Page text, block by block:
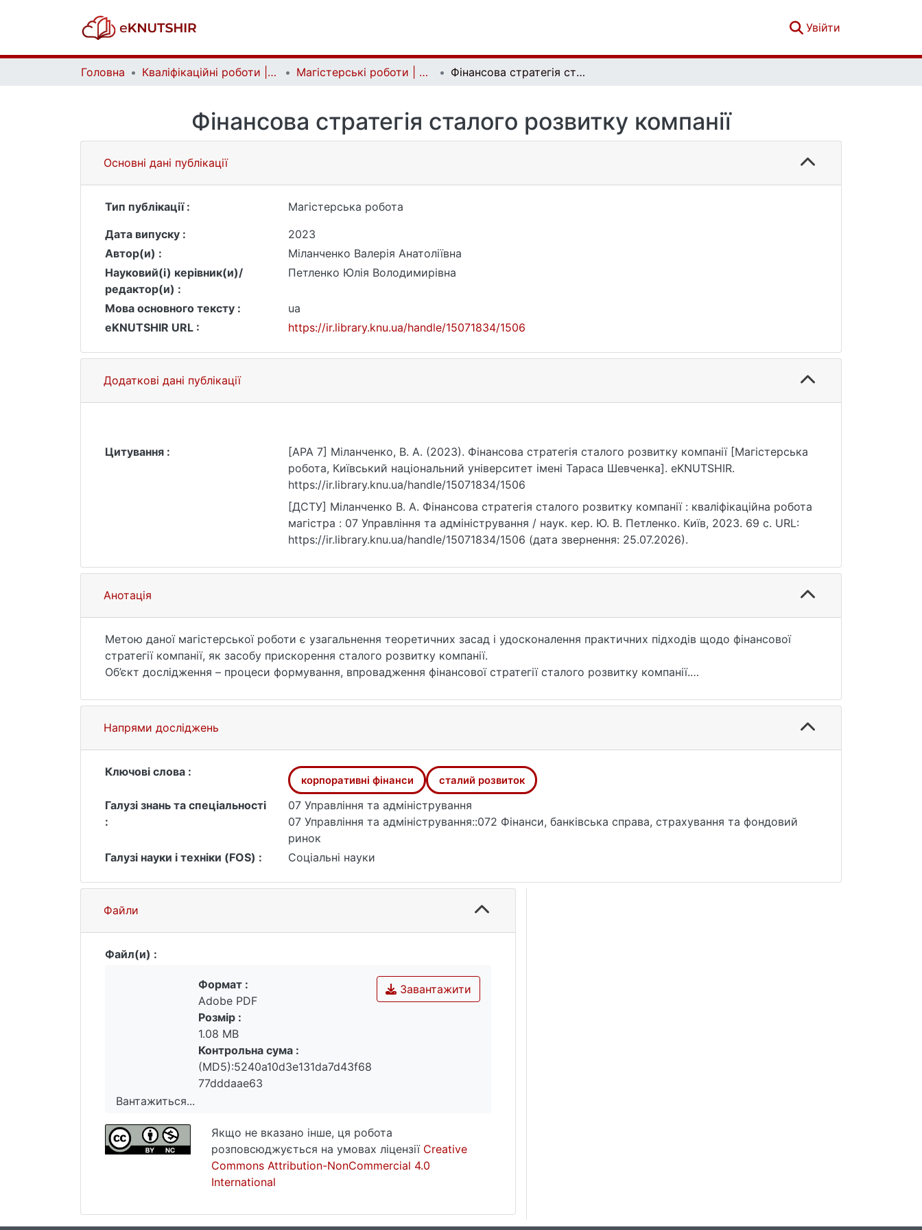
Увійти
Головна Кваліфікаційні роботи | Qualifying works Магістерські роботи | Master's theses Фінансова стратегія сталого розвитку компанії
Фінансова стратегія сталого розвитку компанії
Основні дані публікації
Тип публікації :
Магістерська робота
Дата випуску :
2023
Автор(и) :
Міланченко Валерія Анатоліївна
Науковий(і) керівник(и)/
редактор(и) :
Петленко Юлія Володимирівна
Мова основного тексту :
ua
eKNUTSHIR URL :
https://ir.library.knu.ua/handle/15071834/1506
Додаткові дані публікації
Цитування :
[APA 7] Міланченко, В. А. (2023). Фінансова стратегія сталого розвитку компанії [Магістерська
робота, Київський національний університет імені Тараса Шевченка]. eKNUTSHIR.
https://ir.library.knu.ua/handle/15071834/1506
[ДСТУ] Міланченко В. А. Фінансова стратегія сталого розвитку компанії : кваліфікаційна робота
магістра : 07 Управління та адміністрування / наук. кер. Ю. В. Петленко. Київ, 2023. 69 с. URL:
https://ir.library.knu.ua/handle/15071834/1506 (дата звернення: 25.07.2026).
Анотація
Метою даної магістерської роботи є узагальнення теоретичних засад і удосконалення практичних підходів щодо фінансової
стратегії компанії, як засобу прискорення сталого розвитку компанії.
Об’єкт дослідження – процеси формування, впровадження фінансової стратегії сталого розвитку компанії.
сталого розвитку компанії.
Напрями досліджень
Ключові слова :
корпоративні фінанси сталий розвиток
Галузі знань та спеціальності
:
07 Управління та адміністрування
07 Управління та адміністрування::072 Фінанси, банківська справа, страхування та фондовий
ринок
Галузі науки і техніки (FOS) :
Соціальні науки
Файли
Файл(и) :
Вантажиться...
Вантажиться...
Завантажити
Формат :
Adobe PDF
Розмір :
1.08 MB
Контрольна сума :
(MD5):5240a10d3e131da7d43f68
77dddaae63
Якщо не вказано інше, ця робота
розповсюджується на умовах ліцензії Creative
Commons Attribution-NonCommercial 4.0
International